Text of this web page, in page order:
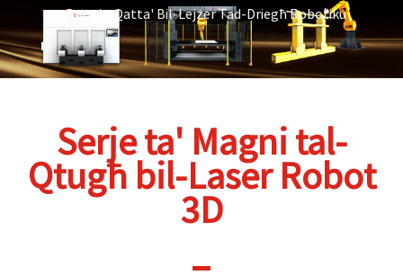
Dar Qatta' Bil-Lejżer Tad-Driegħ Robotiku
Serje ta' Magni tal-
Qtugħ bil-Laser Robot
3D